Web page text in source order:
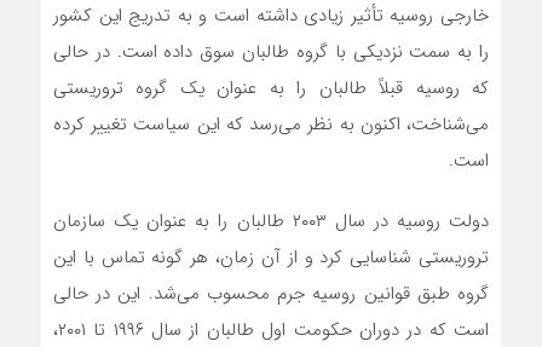
خارجی روسیه تأثیر زیادی داشته است و به تدریج این کشور
را به سمت نزدیکی با گروه طالبان سوق داده است. در حالی
که روسیه قبلاً طالبان را به عنوان یک گروه تروریستی
می‌شناخت، اکنون به نظر می‌رسد که این سیاست تغییر کرده
است.
دولت روسیه در سال ۲۰۰۳ طالبان را به عنوان یک سازمان
تروریستی شناسایی کرد و از آن زمان، هر گونه تماس با این
گروه طبق قوانین روسیه جرم محسوب می‌شد. این در حالی
است که در دوران حکومت اول طالبان از سال ۱۹۹۶ تا ۲۰۰۱،